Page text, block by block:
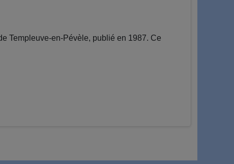
Templeuve-en-Pévèle, publié en 1987. Ce